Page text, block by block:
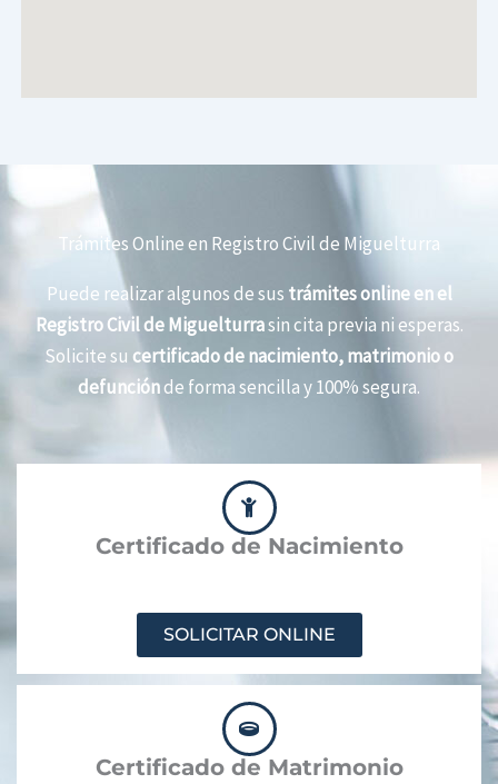
Trámites Online en Registro Civil de Miguelturra
Puede realizar algunos de sus trámites online en el
Registro Civil de Miguelturrasin cita previa ni esperas.
Solicite su certificado de nacimiento, matrimonio o
defunciónde forma sencilla y 100% segura.
Certificado de Nacimiento
SOLICITAR ONLINE
Certificado de Matrimonio